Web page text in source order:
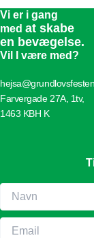
Vi er i gang
med at skabe
en bevægelse.
Vil I være med?
Farvergade 27A, 1tv,
1463 KBH K